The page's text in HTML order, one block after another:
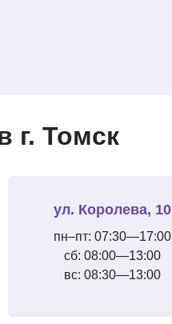
г. Томск
ул. Королева, 10
пн–пт: 07:30—17:00
сб: 08:00—13:00
вс: 08:30—13:00